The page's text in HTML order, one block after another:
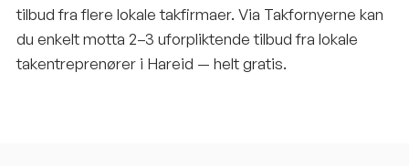
tilbud fra flere lokale takfirmaer. Via Takfornyerne kan
du enkelt motta 2–3 uforpliktende tilbud fra lokale
takentreprenører i Hareid — helt gratis.